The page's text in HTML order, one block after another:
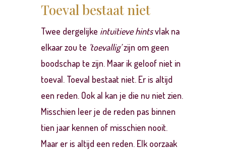
Toeval bestaat niet
Twee dergelijke intuïtieve hintsvlak na
elkaar zou te ’toevallig’zijn om geen
boodschap te zijn. Maar ik geloof niet in
toeval. Toeval bestaat niet. Er is altijd
een reden. Ook al kan je die nu niet zien.
Misschien leer je de reden pas binnen
tien jaar kennen of misschien nooit.
Maar er is altijd een reden. Elk oorzaak